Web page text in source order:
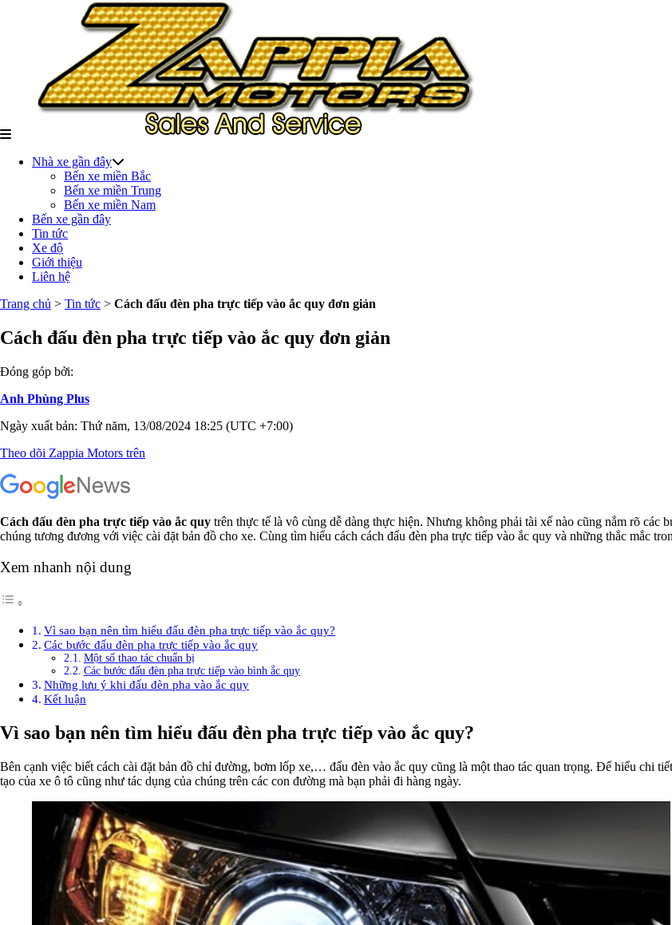
Nhà xe gần đây
Bến xe miền Bắc
Bến xe miền Trung
Bến xe miền Nam
Bến xe gần đây
Tin tức
Xe độ
Giới thiệu
Liên hệ
Trang chủ > Tin tức > Cách đấu đèn pha trực tiếp vào ắc quy đơn giản
Cách đấu đèn pha trực tiếp vào ắc quy đơn giản
Đóng góp bởi:
Anh Phùng Plus
Ngày xuất bản: Thứ năm, 13/08/2024 18:25 (UTC +7:00)
Theo dõi Zappia Motors trên
Cách đấu đèn pha trực tiếp vào ắc quy trên thực tế là vô cùng dễ dàng thực hiện. Nhưng không phải tài xế nào cũng nắm rõ
chúng tương đương với việc cài đặt bản đồ cho xe. Cùng tìm hiểu cách cách đấu đèn pha trực tiếp vào ắc quy và những thắc mắc
Xem nhanh nội dung
Vì sao bạn nên tìm hiểu đấu đèn pha trực tiếp vào ắc quy?
Các bước đấu đèn pha trực tiếp vào ắc quy
Một số thao tác chuẩn bị
Các bước đấu đèn pha trực tiếp vào bình ắc quy
Những lưu ý khi đấu đèn pha vào ắc quy
Kết luận
Vì sao bạn nên tìm hiểu đấu đèn pha trực tiếp vào ắc quy?
Bên cạnh việc biết cách cài đặt bản đồ chỉ đường, bơm lốp xe,… đấu đèn vào ắc quy cũng là một thao tác quan trọng. Để hiểu chi
tạo của xe ô tô cũng như tác dụng của chúng trên các con đường mà bạn phải đi hàng ngày.